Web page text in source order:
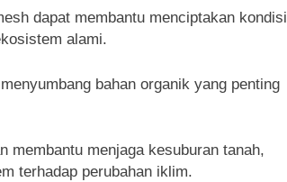
dapat membantu menciptakan kondisi
alami.
bahan organik yang penting
membantu menjaga kesuburan tanah,
terhadap perubahan iklim.